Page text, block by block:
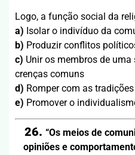
Logo, a função social da
a) Isolar o indivíduo da
b) Produzir conflitos
c) Unir os membros de
crenças comuns
d) Romper com as tradições
e) Promover o
26. “Os meios de
opiniões e